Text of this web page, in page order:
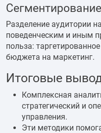
Разделение аудитории
поведенческим и иным
польза:
бюджета на маркетинг.
Итоговые
Комплексная
стратегический и
управления.
Эти методики